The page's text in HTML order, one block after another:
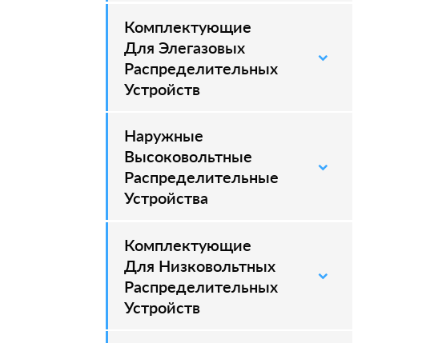
Комплектующие
Для Элегазовых
Распределительных
Устройств
–
Наружные
Высоковольтные
Распределительные
Устройства
–
Комплектующие
Для Низковольтных
Распределительных
Устройств